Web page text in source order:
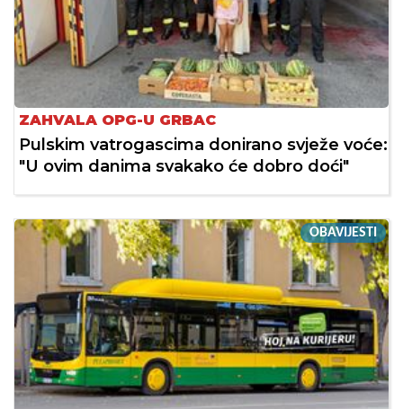
ZAHVALA OPG-U GRBAC
Pulskim vatrogascima donirano svježe voće:
"U ovim danima svakako će dobro doći"
OBAVIJESTI